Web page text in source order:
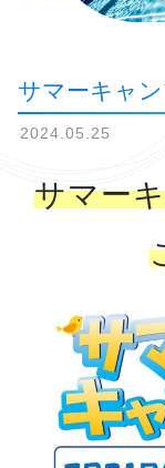
サマーキャ
2024.05.25
サマー